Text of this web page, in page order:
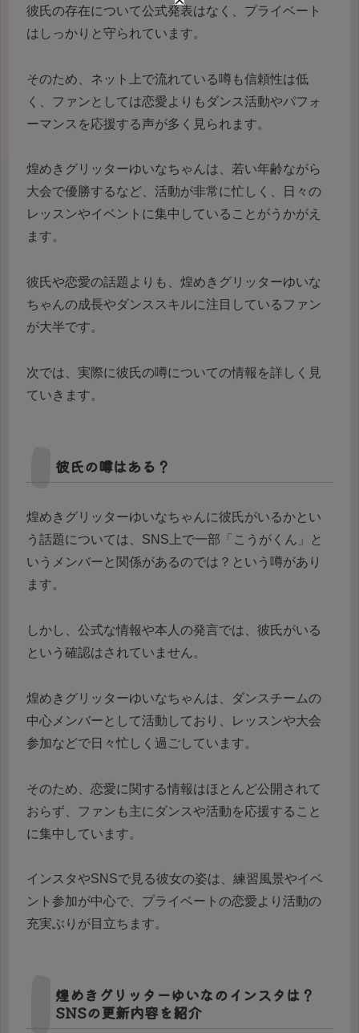
彼氏の存在について公式発表はなく、プライベート
はしっかりと守られています。
そのため、ネット上で流れている噂も信頼性は低
く、ファンとしては恋愛よりもダンス活動やパフォ
ーマンスを応援する声が多く見られます。
煌めきグリッターゆいなちゃんは、若い年齢ながら
大会で優勝するなど、活動が非常に忙しく、日々の
レッスンやイベントに集中していることがうかがえ
ます。
彼氏や恋愛の話題よりも、煌めきグリッターゆいな
ちゃんの成長やダンススキルに注目しているファン
が大半です。
次では、実際に彼氏の噂についての情報を詳しく見
ていきます。
彼氏の噂はある？
煌めきグリッターゆいなちゃんに彼氏がいるかとい
う話題については、SNS上で一部「こうがくん」と
いうメンバーと関係があるのでは？という噂があり
ます。
しかし、公式な情報や本人の発言では、彼氏がいる
という確認はされていません。
煌めきグリッターゆいなちゃんは、ダンスチームの
中心メンバーとして活動しており、レッスンや大会
参加などで日々忙しく過ごしています。
そのため、恋愛に関する情報はほとんど公開されて
おらず、ファンも主にダンスや活動を応援すること
に集中しています。
インスタやSNSで見る彼女の姿は、練習風景やイベ
ント参加が中心で、プライベートの恋愛より活動の
充実ぶりが目立ちます。
煌めきグリッターゆいなのインスタは？
SNSの更新内容を紹介